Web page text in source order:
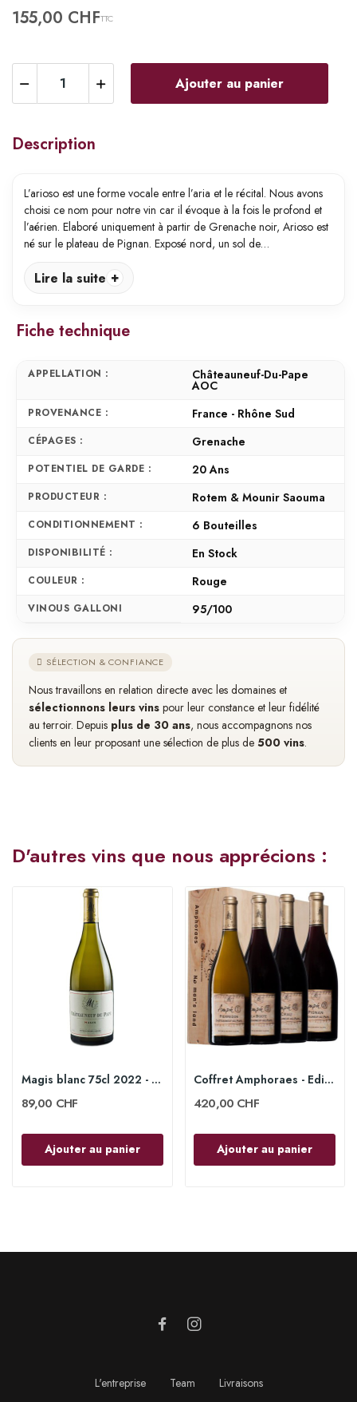
155,00 CHFTTC
Ajouter au panier
Description
L’arioso est une forme vocale entre l’aria et le récital. Nous avons
choisi ce nom pour notre vin car il évoque à la fois le profond et
l’aérien. Elaboré uniquement à partir de Grenache noir, Arioso est
né sur le plateau de Pignan. Exposé nord, un sol de…
Lire la suite
Fiche technique
APPELLATION : Châteauneuf-Du-Pape
AOC
PROVENANCE : France - Rhône Sud
CÉPAGES : Grenache
POTENTIEL DE GARDE : 20 Ans
PRODUCTEUR : Rotem & Mounir Saouma
CONDITIONNEMENT : 6 Bouteilles
DISPONIBILITÉ : En Stock
COULEUR : Rouge
VINOUS GALLONI 95/100
SÉLECTION & CONFIANCE
Nous travaillons en relation directe avec les domaines et
sélectionnons leurs vins pour leur constance et leur fidélité
au terroir. Depuis plus de 30 ans, nous accompagnons nos
clients en leur proposant une sélection de plus de 500 vins.
D'autres vins que nous apprécions :
Magis blanc 75cl 2022 - Domaine Rotem & Mounir...
89,00 CHF
Ajouter au panier
Coffret Amphoraes - Edition 2021 - découverte...
420,00 CHF
Ajouter au panier
L'entreprise Team Livraisons